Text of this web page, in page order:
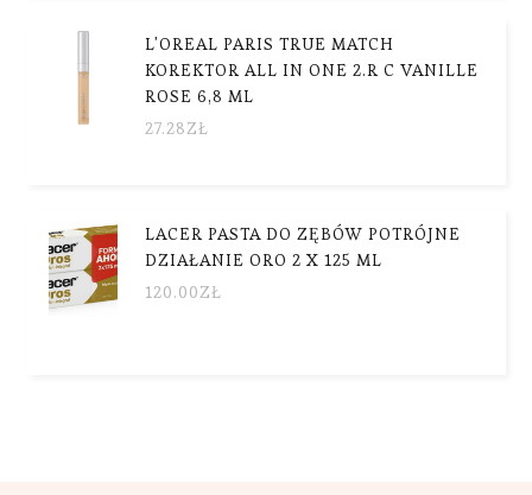
L'OREAL PARIS TRUE MATCH
KOREKTOR ALL IN ONE 2.R C VANILLE
ROSE 6,8 ML
27.28ZŁ
LACER PASTA DO ZĘBÓW POTRÓJNE
DZIAŁANIE ORO 2 X 125 ML
120.00ZŁ